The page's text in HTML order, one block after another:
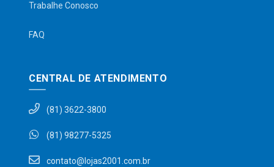
Trabalhe Conosco
FAQ
CENTRAL DE ATENDIMENTO
(81) 3622-3800
(81) 98277-5325
contato@lojas2001.com.br